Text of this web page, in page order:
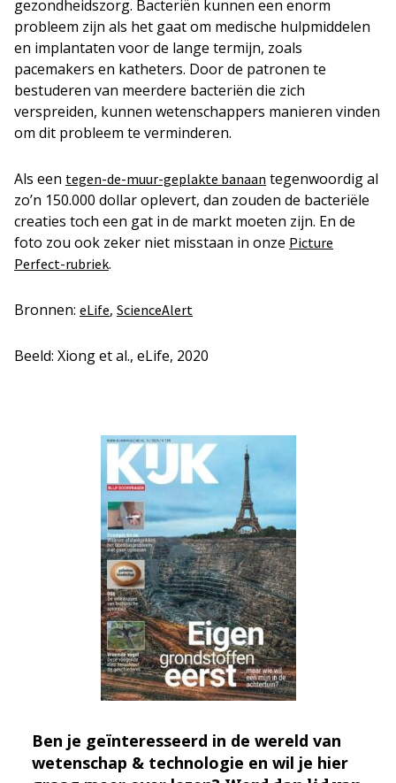
gezondheidszorg. Bacteriën kunnen een enorm
probleem zijn als het gaat om medische hulpmiddelen
en implantaten voor de lange termijn, zoals
pacemakers en katheters. Door de patronen te
bestuderen van meerdere bacteriën die zich
verspreiden, kunnen wetenschappers manieren vinden
om dit probleem te verminderen.
Als een tegen-de-muur-geplakte banaan tegenwoordig al
zo’n 150.000 dollar oplevert, dan zouden de bacteriële
creaties toch een gat in de markt moeten zijn. En de
foto zou ook zeker niet misstaan in onze Picture
Perfect-rubriek.
Bronnen: eLife, ScienceAlert
Beeld: Xiong et al., eLife, 2020
Ben je geïnteresseerd in de wereld van
wetenschap & technologie en wil je hier